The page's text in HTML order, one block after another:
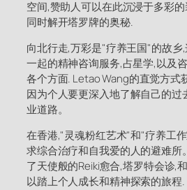
空间,赞助人可以在此沉浸于多彩
同时解开塔罗牌的奥秘.
向北行走,万彩是"疗养王国"的故乡
一起的精神咨询服务,占星学,以及
各个方面. Letao Wang的直觉方式
因为个人要更深入地了解自己的
业道路。
在香港,"灵魂粉红艺术"和"疗养工
求综合治疗和自我爱的人的避难所
了天使般的Reiki愈合,塔罗特会诊,
以踏上个人成长和精神探索的旅程.